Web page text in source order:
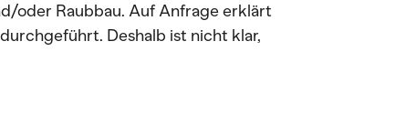
oder Raubbau. Auf Anfrage erklärt
Deshalb ist nicht klar,